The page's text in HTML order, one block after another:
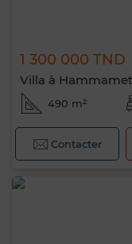
1 300 000 TND
Villa à
490 m²
Contacter